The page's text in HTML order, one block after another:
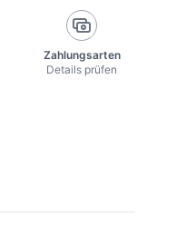
Zahlungsarten
Details prüfen